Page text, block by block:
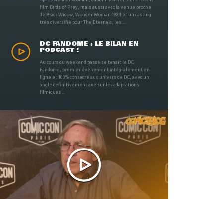
film Birds of Prey, mais aussi avec la venue proche
de Black Widow, Wonder Woman 1984 et un casting
très diversifié pour The Eternals, les ...
DC FANDOME : LE BILAN EN
PODCAST !
Au cours du weekend passé se tenait le DC
Fandome, premier évènement intégralement en
ligne et 100% consacré aux univers de DC, avec un
angle définitivement axé sur les adaptations
filmiques ...